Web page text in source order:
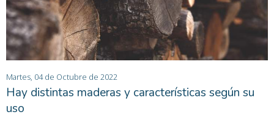
Martes, 04 de Octubre de 2022
Hay distintas maderas y características según su
uso